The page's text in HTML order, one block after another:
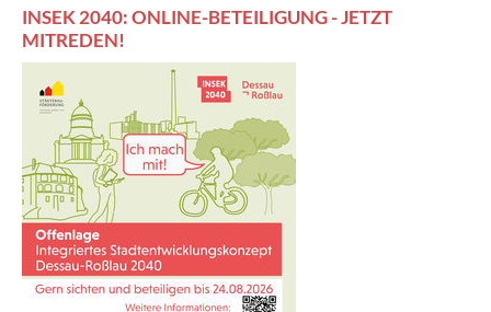
INSEK 2040: ONLINE-BETEILIGUNG - JETZT
MITREDEN!